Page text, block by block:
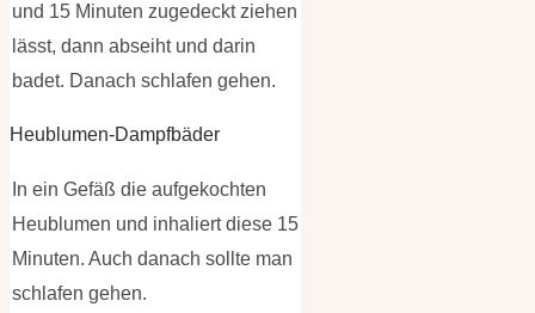
und 15 Minuten zugedeckt ziehen
lässt, dann abseiht und darin
badet. Danach schlafen gehen.
Heublumen-Dampfbäder
In ein Gefäß die aufgekochten
Heublumen und inhaliert diese 15
Minuten. Auch danach sollte man
schlafen gehen.